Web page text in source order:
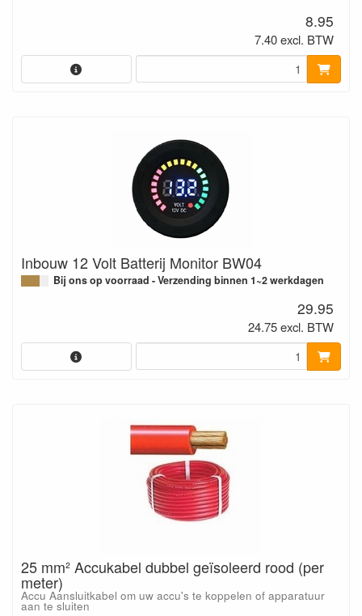
8.95
7.40 excl. BTW
Inbouw 12 Volt Batterij Monitor BW04
Bij ons op voorraad - Verzending binnen 1~2 werkdagen
29.95
24.75 excl. BTW
25 mm² Accukabel dubbel geïsoleerd rood (per
meter)
Accu Aansluitkabel om uw accu's te koppelen of apparatuur
aan te sluiten